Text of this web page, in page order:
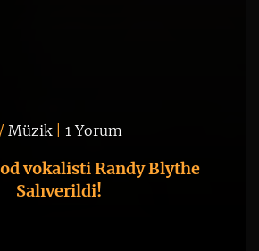
Müzik| 1 Yorum
vokalisti Randy Blythe
Salıverildi!